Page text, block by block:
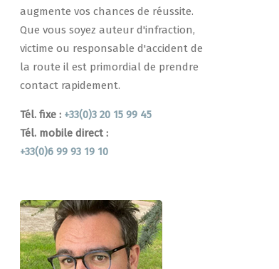
augmente vos chances de réussite.
Que vous soyez auteur d'infraction,
victime ou responsable d'accident de
la route il est primordial de prendre
contact rapidement.
Tél. fixe : +33(0)3 20 15 99 45
Tél. mobile direct :
+33(0)6 99 93 19 10